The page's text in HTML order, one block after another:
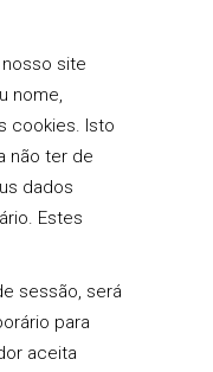
site
nome,
cookies. Isto
não ter de
dados
Estes
sessão, será
para
aceita